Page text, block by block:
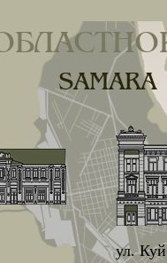
ул.